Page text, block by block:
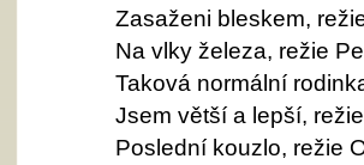
Zasaženi bleskem,
Na vlky železa, režie
Taková normální
Jsem větší a lepší,
Poslední kouzlo, režie